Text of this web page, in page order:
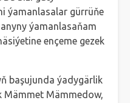
ýamanlasalar gürrüňe
ýamanlasaňam
ençeme gezek
başujunda ýadygärlik
Mämmet Mämmedow,